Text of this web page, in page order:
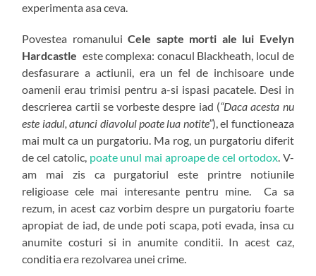
experimenta asa ceva.
Povestea romanuluiCele sapte morti ale lui Evelyn
Hardcastle este complexa: conacul Blackheath, locul de
desfasurare a actiunii, era un fel de inchisoare unde
oamenii erau trimisi pentru a-si ispasi pacatele. Desi in
descrierea cartii se vorbeste despre iad (“Daca acesta nu
este iadul, atunci diavolul poate lua notite”), el functioneaza
mai mult ca un purgatoriu. Ma rog, un purgatoriu diferit
de cel catolic, poate unul mai aproape de cel ortodox. V-
am mai zis ca purgatoriul este printre notiunile
religioase cele mai interesante pentru mine. Ca sa
rezum, in acest caz vorbim despre un purgatoriu foarte
apropiat de iad, de unde poti scapa, poti evada, insa cu
anumite costuri si in anumite conditii. In acest caz,
conditia era rezolvarea unei crime.